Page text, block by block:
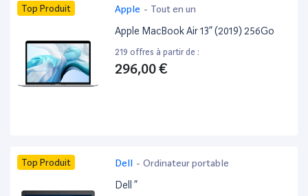
Top Produit Apple - Tout en un
Apple MacBook Air 13” (2019) 256Go
219 offres à partir de :
296,00 €
Top Produit Dell - Ordinateur portable
Dell ”